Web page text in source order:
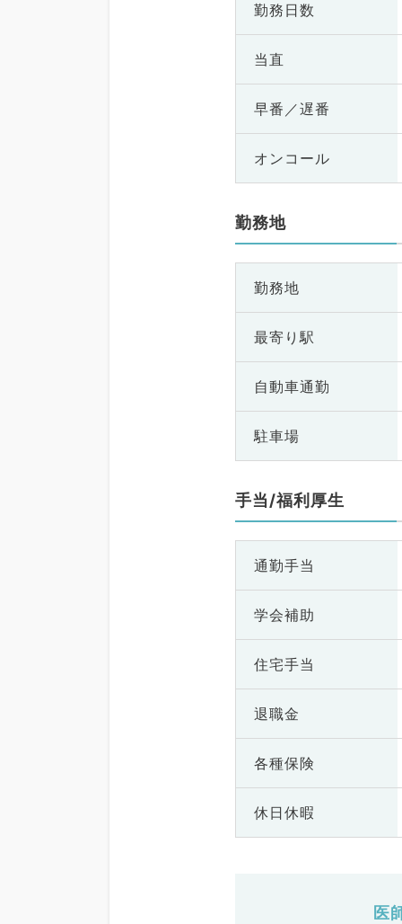
勤務日数
当直
早番／遅番
オンコール
勤務地
勤務地
最寄り駅
自動車通勤
駐車場
手当/福利厚生
通勤手当
学会補助
住宅手当
退職金
各種保険
休日休暇
医